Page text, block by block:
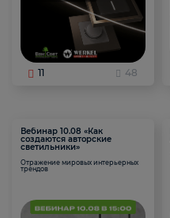
11 48
Вебинар 10.08 «Как
создаются авторские
светильники»
Отражение мировых интерьерных
трендов